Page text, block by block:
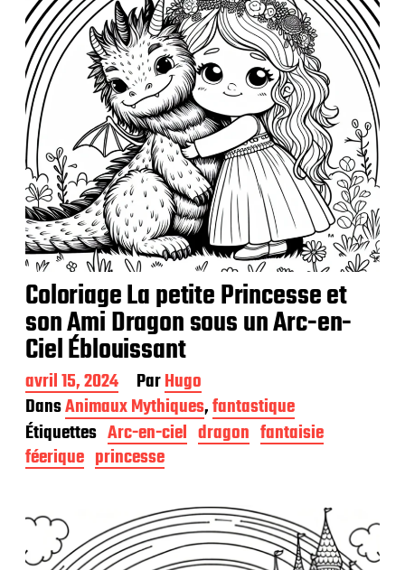
a
t
i
o
n
Coloriage La petite Princesse et
son Ami Dragon sous un Arc-en-
Ciel Éblouissant
D
a
t
e
d
e
b
l
i
avril 15, 2024 ParHugo
DansAnimaux Mythiques,fantastique
Étiquettes Arc-en-ciel dragon fantaisie
féerique princesse